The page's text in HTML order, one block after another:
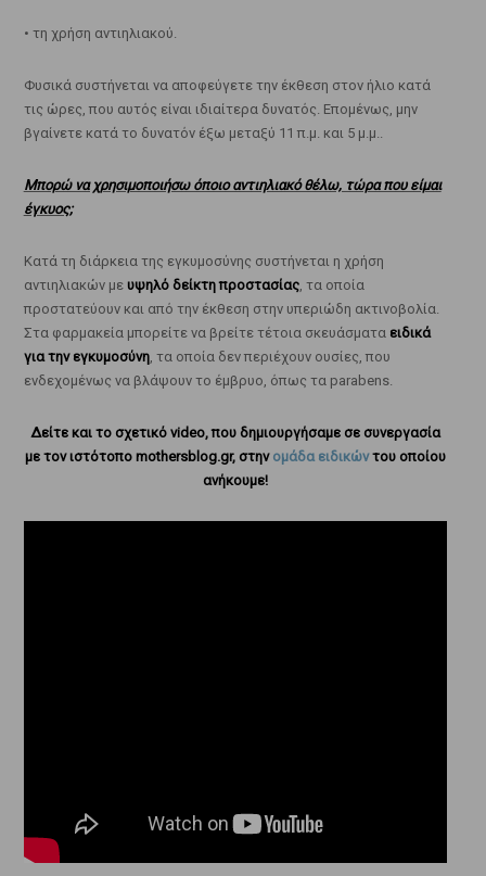
• τη χρήση αντιηλιακού.
Φυσικά συστήνεται να αποφεύγετε την έκθεση στον ήλιο κατά
τις ώρες, που αυτός είναι ιδιαίτερα δυνατός. Επομένως, μην
βγαίνετε κατά το δυνατόν έξω μεταξύ 11 π.μ. και 5 μ.μ..
Μπορώ να χρησιμοποιήσω όποιο αντιηλιακό θέλω, τώρα που είμαι
έγκυος;
Κατά τη διάρκεια της εγκυμοσύνης συστήνεται η χρήση
αντιηλιακών μευψηλό δείκτη προστασίας, τα οποία
προστατεύουν και από την έκθεση στην υπεριώδη ακτινοβολία.
Στα φαρμακεία μπορείτε να βρείτε τέτοια σκευάσματα ειδικά
για την εγκυμοσύνη, τα οποία δεν περιέχουν ουσίες, που
ενδεχομένως να βλάψουν το έμβρυο, όπως τα parabens.
Δείτε και το σχετικό video, που δημιουργήσαμε σε συνεργασία
με τον ιστότοπο mothersblog.gr, στην ομάδα ειδικώντου οποίου
ανήκουμε!